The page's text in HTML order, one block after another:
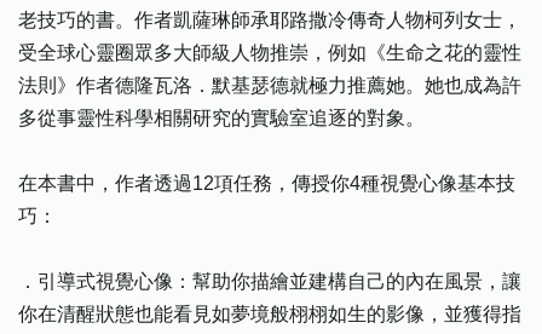
老技巧的書。作者凱薩琳師承耶路撒冷傳奇人物柯列女士，
受全球心靈圈眾多大師級人物推崇，例如《生命之花的靈性
法則》作者德隆瓦洛．默基瑟德就極力推薦她。她也成為許
多從事靈性科學相關研究的實驗室追逐的對象。
在本書中，作者透過12項任務，傳授你4種視覺心像基本技
巧：
．引導式視覺心像：幫助你描繪並建構自己的內在風景，讓
你在清醒狀態也能看見如夢境般栩栩如生的影像，並獲得指